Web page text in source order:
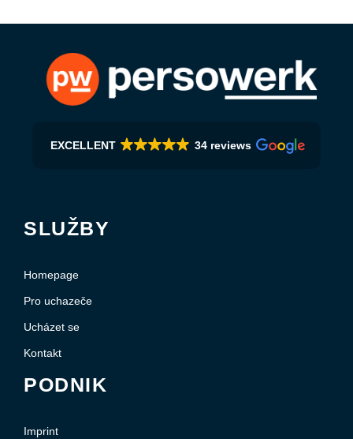
EXCELLENT 34 reviews
SLUŽBY
Homepage
Pro uchazeče
Ucházet se
Kontakt
PODNIK
Imprint